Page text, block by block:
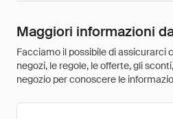
Maggiori informazioni
Facciamo il possibile di assicurarci
negozi, le regole, le offerte, gli
negozio per conoscere le